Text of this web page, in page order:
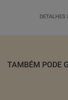
DETALHES
TAMBÉM PODE